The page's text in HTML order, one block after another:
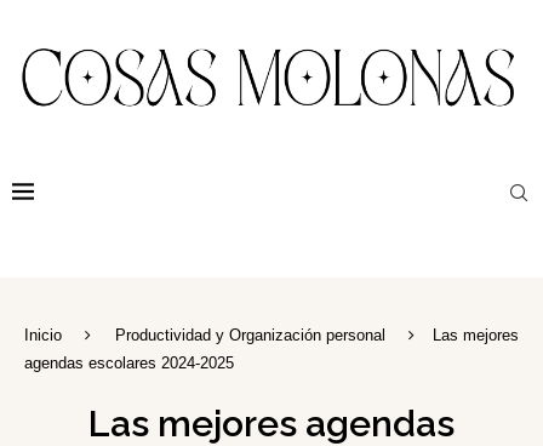
Inicio Productividad y Organización personal
Las mejores
agendas escolares 2024-2025
Las mejores agendas